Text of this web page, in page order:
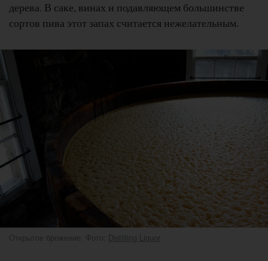
дерева. В саке, винах и подавляющем большинстве
сортов пива этот запах считается нежелательным.
Открытое брожение. Фото: Distilling Liquor